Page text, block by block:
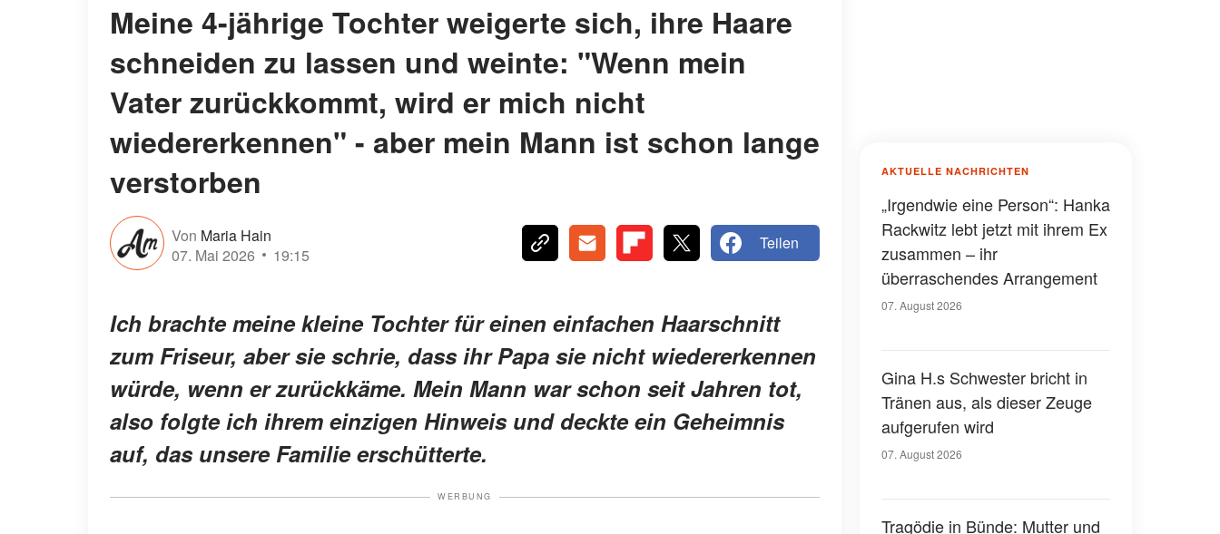
Meine 4-jährige Tochter weigerte sich, ihre Haare
schneiden zu lassen und weinte: "Wenn mein
Vater zurückkommt, wird er mich nicht
wiedererkennen" - aber mein Mann ist schon lange
verstorben
Von Maria Hain
07. Mai 2026
19:15
Teilen
Ich brachte meine kleine Tochter für einen einfachen Haarschnitt
zum Friseur, aber sie schrie, dass ihr Papa sie nicht wiedererkennen
würde, wenn er zurückkäme. Mein Mann war schon seit Jahren tot,
also folgte ich ihrem einzigen Hinweis und deckte ein Geheimnis
auf, das unsere Familie erschütterte.
WERBUNG
AKTUELLE NACHRICHTEN
„Irgendwie eine Person“: Hanka
Rackwitz lebt jetzt mit ihrem Ex
zusammen – ihr
überraschendes Arrangement
07. August 2026
Gina H.s Schwester bricht in
Tränen aus, als dieser Zeuge
aufgerufen wird
07. August 2026
Tragödie in Bünde: Mutter und